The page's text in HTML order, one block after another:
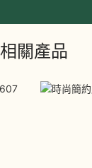
相關產品